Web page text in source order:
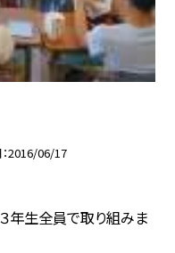
2016/06/17
年生全員で取り組みま